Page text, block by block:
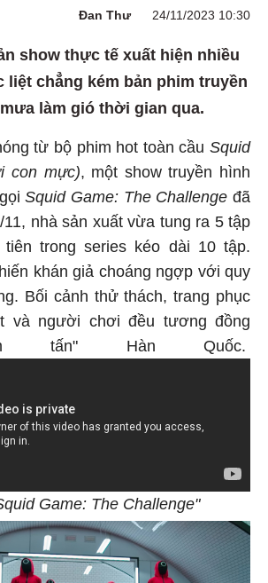
Đan Thư 24/11/2023 10:30
show thực tế xuất hiện nhiều
liệt chẳng kém bản phim truyền
làm gió thời gian qua.
từ bộ phim hot toàn cầu Squid
con mực) , một show truyền hình
Squid Game: The Challenge đã
nhà sản xuất vừa tung ra 5 tập
trong series kéo dài 10 tập.
khán giả choáng ngợp với quy
Bối cảnh thử thách, trang phục
và người chơi đều tương đồng
tấn" Hàn Quốc.
Game: The Challenge"